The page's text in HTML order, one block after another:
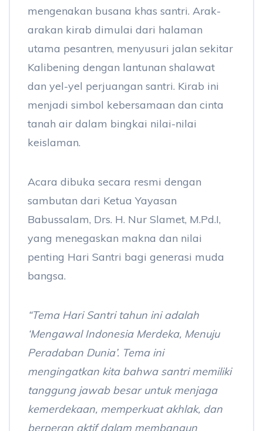
mengenakan busana khas santri. Arak-
arakan kirab dimulai dari halaman
utama pesantren, menyusuri jalan sekitar
Kalibening dengan lantunan shalawat
dan yel-yel perjuangan santri. Kirab ini
menjadi simbol kebersamaan dan cinta
tanah air dalam bingkai nilai-nilai
keislaman.
Acara dibuka secara resmi dengan
sambutan dari Ketua Yayasan
Babussalam, Drs. H. Nur Slamet, M.Pd.I,
yang menegaskan makna dan nilai
penting Hari Santri bagi generasi muda
bangsa.
“Tema Hari Santri tahun ini adalah
‘Mengawal Indonesia Merdeka, Menuju
Peradaban Dunia’. Tema ini
mengingatkan kita bahwa santri memiliki
tanggung jawab besar untuk menjaga
kemerdekaan, memperkuat akhlak, dan
berperan aktif dalam membangun